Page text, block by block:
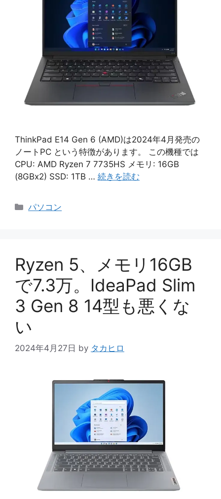
ThinkPad E14 Gen 6 (AMD)は2024年4月発売の
ノートPC という特徴があります。 この機種では
CPU: AMD Ryzen 7 7735HS メモリ: 16GB
(8GBx2) SSD: 1TB … 続きを読む
カ
パソコン
Ryzen 5、メモリ16GB
で7.3万。IdeaPad Slim
3 Gen 8 14型も悪くな
い
2024年4月27日 by タカヒロ